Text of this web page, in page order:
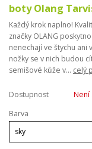
boty Olang
Každý krok naplno!
značky OLANG
nenechají ve štychu
nožky se v nich budou
semišové kůže v... celý
Dostupnost
Není
Barva